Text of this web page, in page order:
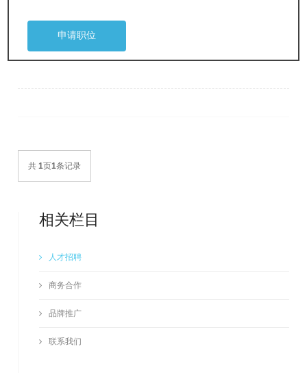
申请职位
共1页1条记录
相关栏目
人才招聘
商务合作
品牌推广
联系我们